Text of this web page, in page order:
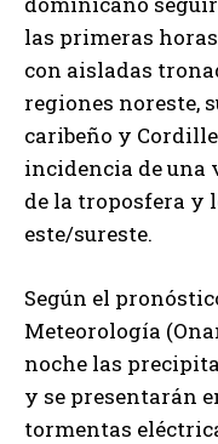
las primeras
con aisladas
regiones noreste,
caribeño y
incidencia de una
de la troposfera y
este/sureste.
Según el
Meteorología
noche las
y se presentarán
tormentas